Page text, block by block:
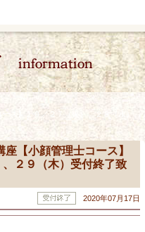
ス】１０／２７（火）、２８（水）、
【小顔管理士コース】
２９（木）受付終了致
2020年07月17日